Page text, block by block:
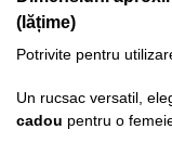
(lățime)
Potrivite pentru
Un rucsac versatil,
cadou pentru o